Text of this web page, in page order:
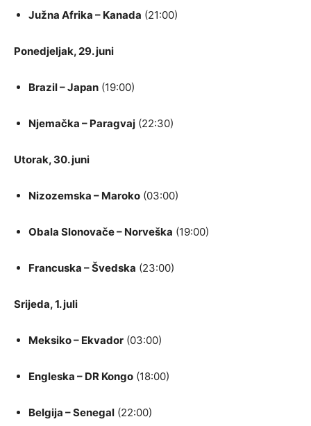
Južna Afrika – Kanada (21:00)
Ponedjeljak, 29. juni
Brazil – Japan (19:00)
Njemačka – Paragvaj (22:30)
Utorak, 30. juni
Nizozemska – Maroko (03:00)
Obala Slonovače – Norveška (19:00)
Francuska – Švedska (23:00)
Srijeda, 1. juli
Meksiko – Ekvador (03:00)
Engleska – DR Kongo (18:00)
Belgija – Senegal (22:00)